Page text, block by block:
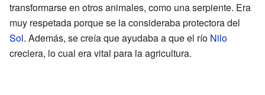
transformarse en otros animales, como una serpiente. Era
muy respetada porque se la consideraba protectora del
Sol. Además, se creía que ayudaba a que el río Nilo
creciera, lo cual era vital para la agricultura.